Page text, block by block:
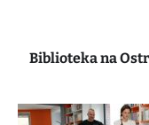
Biblioteka na